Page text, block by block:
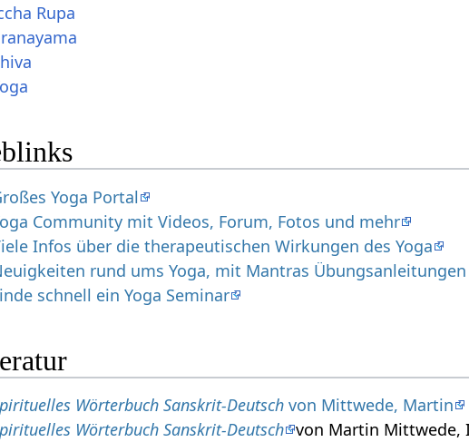
Rupa
Yoga Portal
Community mit Videos, Forum, Fotos und mehr
Infos über die therapeutischen Wirkungen des Yoga
rund ums Yoga, mit Mantras
schnell ein Yoga Seminar
Wörterbuch Sanskrit-Deutsch von Mittwede, Martin
Wörterbuch Sanskrit-Deutsch von Martin Mittwede,